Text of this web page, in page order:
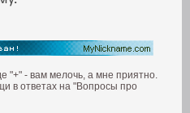
"+" - вам мелочь, а мне приятно.
в ответах на "Вопросы про